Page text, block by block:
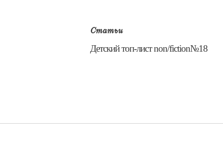
Статьи
​Детский топ-лист non/fiction№18